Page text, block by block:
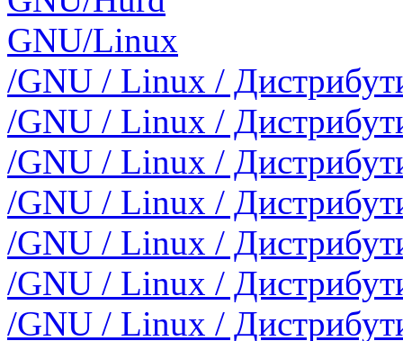
GNU/Linux
/GNU / Linux /
/GNU / Linux /
/GNU / Linux /
/GNU / Linux /
/GNU / Linux /
/GNU / Linux /
/GNU / Linux /